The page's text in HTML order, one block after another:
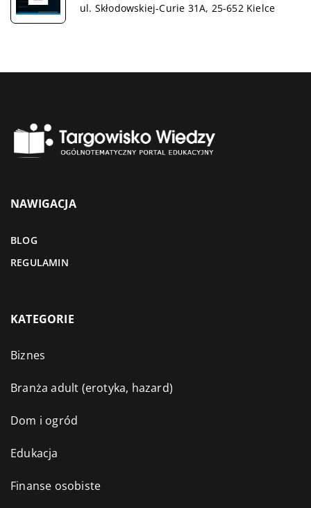
ul. Skłodowskiej-Curie 31A, 25-652 Kielce
NAWIGACJA
BLOG
REGULAMIN
KATEGORIE
Biznes
Branża adult (erotyka, hazard)
Dom i ogród
Edukacja
Finanse osobiste